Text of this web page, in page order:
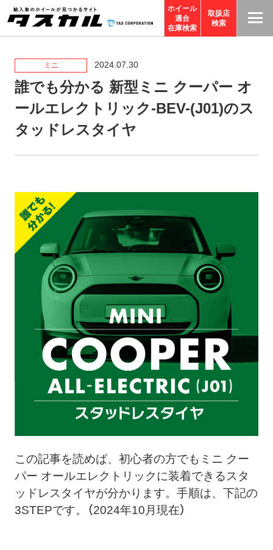
ホイール
適合
在庫検索
取扱店
検索
ミニ 2024.07.30
誰でも分かる 新型ミニ クーパー オ
ールエレクトリック-BEV-(J01)のス
タッドレスタイヤ
この記事を読めば、初心者の方でもミニ クー
パー オールエレクトリックに装着できるスタ
ッドレスタイヤが分かります。手順は、下記の
3STEPです。（2024年10月現在）
T
R
TI
ュ
を